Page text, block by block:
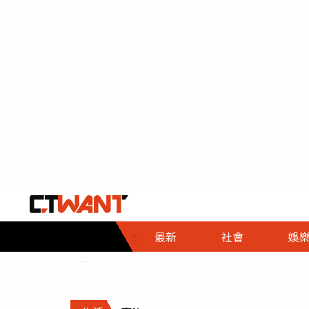
::: 最新 社會
社會首頁
時事
調查
娛樂
娛樂首頁
即時
財經首頁
熱線
政